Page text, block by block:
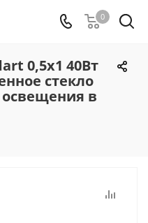
0
0,5х1 40Вт
стекло
в